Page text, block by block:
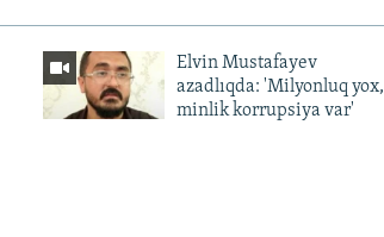
Elvin Mustafayev
azadlıqda: 'Milyonluq yox,
minlik korrupsiya var'